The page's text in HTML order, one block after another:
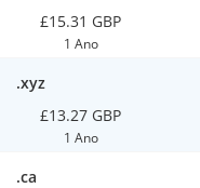
£15.31 GBP
1 Ano
.xyz
£13.27 GBP
1 Ano
.ca